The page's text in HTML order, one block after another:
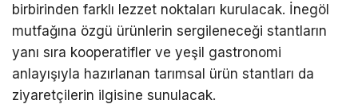
birbirinden farklı lezzet noktaları kurulacak. İnegöl
mutfağına özgü ürünlerin sergileneceği stantların
yanı sıra kooperatifler ve yeşil gastronomi
anlayışıyla hazırlanan tarımsal ürün stantları da
ziyaretçilerin ilgisine sunulacak.